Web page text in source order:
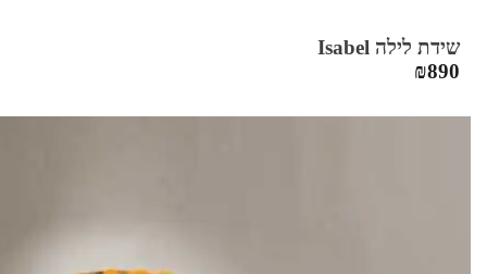
שידת לילה Isabel
₪890